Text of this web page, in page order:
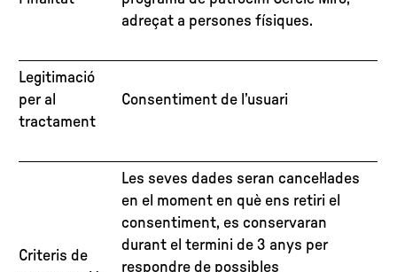
adreçat a persones físiques.
Legitimació
per al
tractament
Consentiment de l’usuari
Criteris de
Les seves dades seran cancel·lades
en el moment en què ens retiri el
consentiment, es conservaran
durant el termini de 3 anys per
respondre de possibles